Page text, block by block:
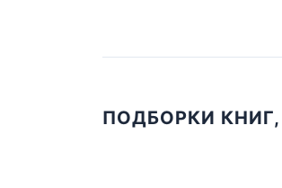
ПОДБОРКИ